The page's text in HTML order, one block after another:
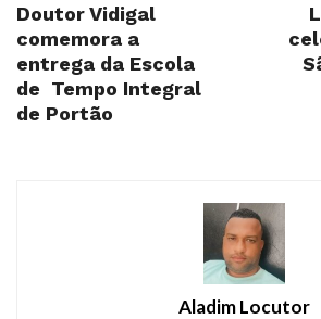
Doutor Vidigal
comemora a
entrega da Escola
de Tempo Integral
de Portão
Aladim Locutor